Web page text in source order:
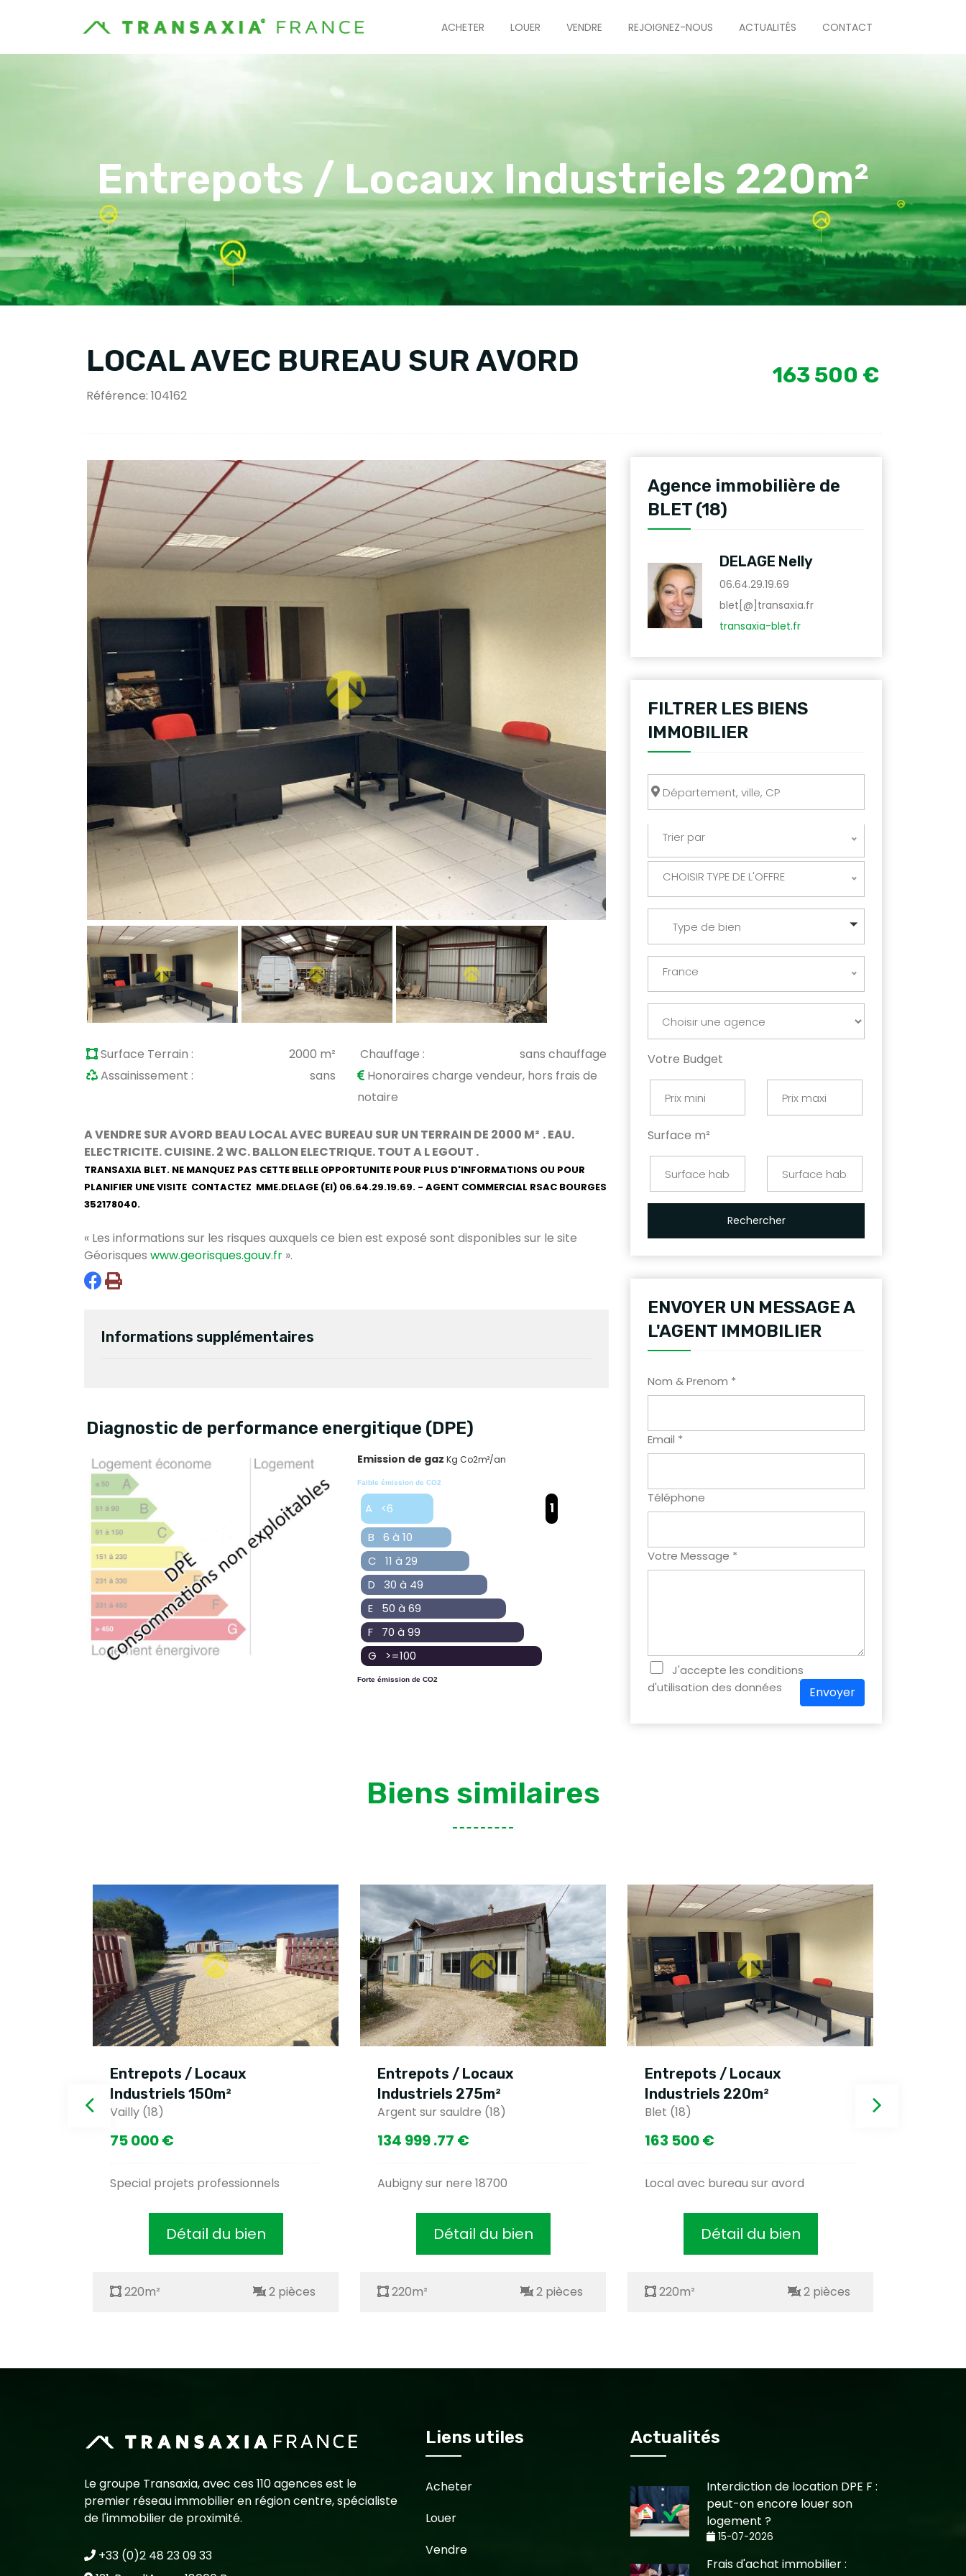
ACHETER LOUER VENDRE REJOIGNEZ-NOUS ACTUALITÉS CONTACT
Entrepots / Locaux Industriels 220m²
LOCAL AVEC BUREAU SUR AVORD
Référence: 104162
163 500 €
Surface Terrain : 2000 m² Chauffage :
sans chauffage
Assainissement :
sans
Honoraires charge vendeur, hors frais de
notaire
A VENDRE SUR AVORD BEAU LOCAL AVEC BUREAU SUR UN TERRAIN DE 2000 M² . EAU.
ELECTRICITE. CUISINE. 2 WC. BALLON ELECTRIQUE. TOUT A L EGOUT .
TRANSAXIA BLET. NE MANQUEZ PAS CETTE BELLE OPPORTUNITE POUR PLUS D'INFORMATIONS OU POUR
PLANIFIER UNE VISITE CONTACTEZ MME.DELAGE (EI) 06.64.29.19.69. - AGENT COMMERCIAL RSAC BOURGES
352178040.
« Les informations sur les risques auxquels ce bien est exposé sont disponibles sur le site
Géorisques www.georisques.gouv.fr ».
Informations supplémentaires
Diagnostic de performance energitique (DPE)
Emission de gaz Kg Co2m²/an
Faible émission de CO2
A <6 1
B 6 à 10
C 11 à 29
D 30 à 49
E 50 à 69
F 70 à 99
G >=100
Forte émission de CO2
Agence immobilière de
BLET (18)
DELAGE Nelly
06.64.29.19.69
blet[@]transaxia.fr
transaxia-blet.fr
FILTRER LES BIENS
IMMOBILIER
Trier par
CHOISIR TYPE DE L'OFFRE
Type de bien
France
Votre Budget
Surface m²
Rechercher
ENVOYER UN MESSAGE A
L'AGENT IMMOBILIER
Nom & Prenom *
Email *
Téléphone
Votre Message *
J'accepte les conditions
d'utilisation des données
Envoyer
Biens similaires
Entrepots / Locaux
Industriels 150m²
Vailly (18)
75 000 €
Special projets professionnels
Détail du bien
220m² 2 pièces
Entrepots / Locaux
Industriels 275m²
Argent sur sauldre (18)
134 999 .77 €
Aubigny sur nere 18700
Détail du bien
220m² 2 pièces
Entrepots / Locaux
Industriels 220m²
Blet (18)
163 500 €
Local avec bureau sur avord
Détail du bien
220m² 2 pièces
Le groupe Transaxia, avec ces 110 agences est le
premier réseau immobilier en région centre, spécialiste
de l'immobilier de proximité.
+33 (0)2 48 23 09 33
Liens utiles
Acheter
Louer
Vendre
Actualités
Interdiction de location DPE F :
peut-on encore louer son
logement ?
15-07-2026
Frais d'achat immobilier :